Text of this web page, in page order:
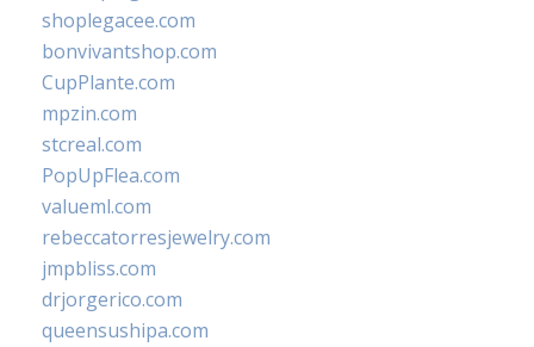
shoplegacee.com
bonvivantshop.com
CupPlante.com
mpzin.com
stcreal.com
PopUpFlea.com
valueml.com
rebeccatorresjewelry.com
jmpbliss.com
drjorgerico.com
queensushipa.com